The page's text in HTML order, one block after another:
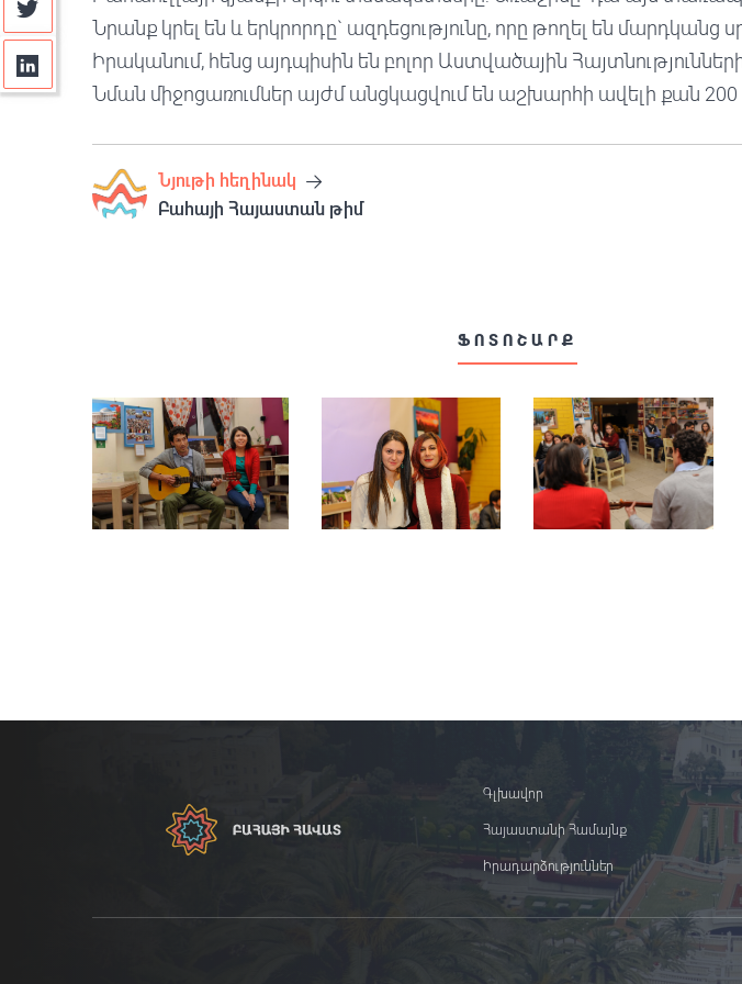
Նրանք կրել են և երկրորդը` ազդեցությունը, որը թողել են մարդկանց
Իրականում, հենց այդպիսին են բոլոր Աստվածային
Նման միջոցառումներ այժմ անցկացվում են աշխարհի ավելի քան 200
Նյութի հեղինակ
Բահայի Հայաստան թիմ
ՖՈՏՈՇԱՐՔ
Գլխավոր
Հայաստանի Համայնք
Իրադարձություններ